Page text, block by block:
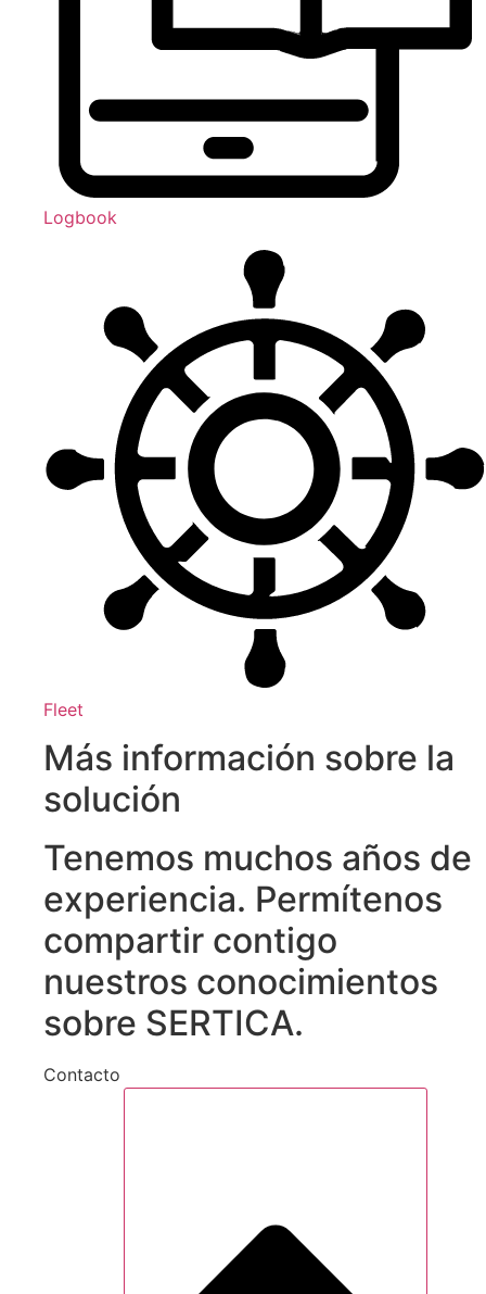
Logbook
Fleet
Más información sobre la
solución
Tenemos muchos años de
experiencia. Permítenos
compartir contigo
nuestros conocimientos
sobre SERTICA.
Contacto